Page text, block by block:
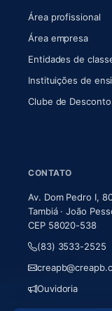
Área profissional
Área empresa
Entidades de
Instituições de
Clube de
CONTATO
Av. Dom Pedro I,
Tambiá · João
CEP 58020-538
(83) 3533-2525
Ouvidoria